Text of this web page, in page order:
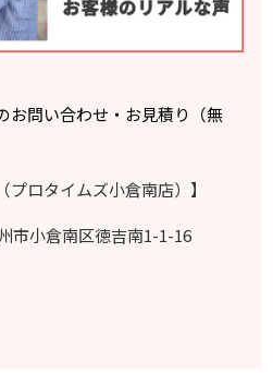
お問い合わせ・お見積り（無
プロタイムズ小倉南店）】
市小倉南区徳吉南1-1-16